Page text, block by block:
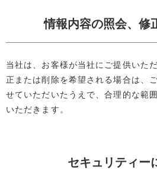
情報内容の照会、修
当社は、お客様が当社にご提供いた
正または削除を希望される場合は、
せていただいたうえで、合理的な範
いただきます。
セキュリティー